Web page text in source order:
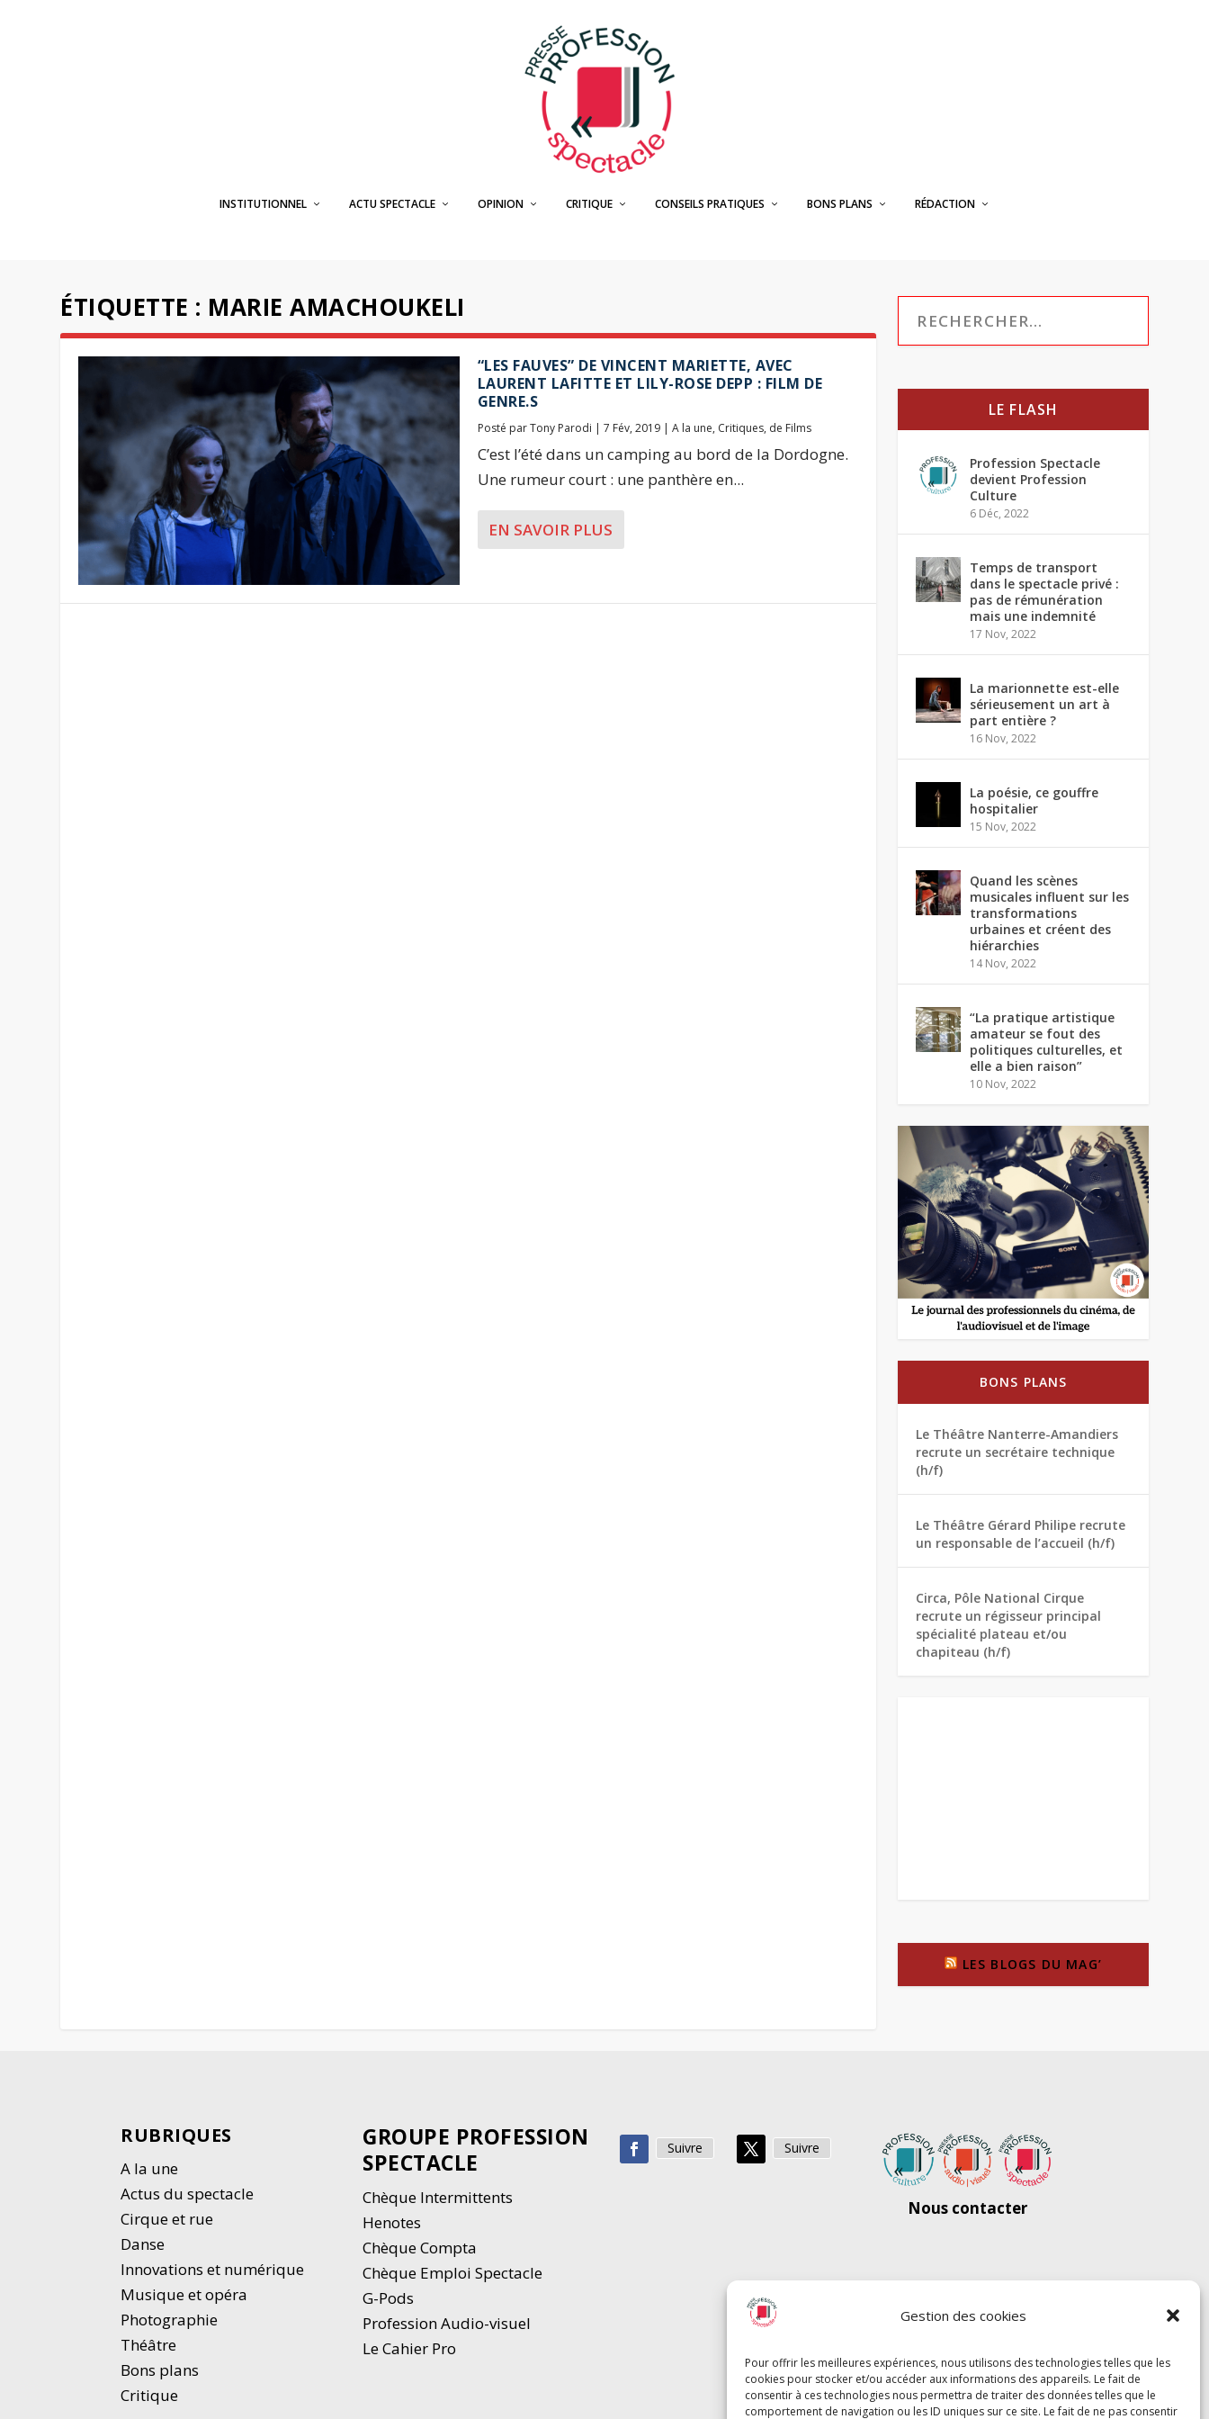
Gestion des cookies
Pour offrir les meilleures expériences, nous utilisons des technologies telles que les
cookies pour stocker et/ou accéder aux informations des appareils. Le fait de
consentir à ces technologies nous permettra de traiter des données telles que le
comportement de navigation ou les ID uniques sur ce site. Le fait de ne pas consentir
INSTITUTIONNEL ACTU SPECTACLE OPINION CRITIQUE CONSEILS PRATIQUES BONS PLANS RÉDACTION
ÉTIQUETTE : MARIE AMACHOUKELI
“LES FAUVES” DE VINCENT MARIETTE, AVEC
LAURENT LAFITTE ET LILY-ROSE DEPP : FILM DE
GENRE.S
Posté parTony Parodi | 7 Fév, 2019| A la une, Critiques, de Films
C’est l’été dans un camping au bord de la Dordogne.
Une rumeur court : une panthère en...
EN SAVOIR PLUS
LE FLASH
Profession Spectacle
devient Profession
Culture
6 Déc, 2022
Temps de transport
dans le spectacle privé :
pas de rémunération
mais une indemnité
17 Nov, 2022
La marionnette est-elle
sérieusement un art à
part entière ?
16 Nov, 2022
La poésie, ce gouffre
hospitalier
15 Nov, 2022
Quand les scènes
musicales influent sur les
transformations
urbaines et créent des
hiérarchies
14 Nov, 2022
“La pratique artistique
amateur se fout des
politiques culturelles, et
elle a bien raison”
10 Nov, 2022
BONS PLANS
Le Théâtre Nanterre-Amandiers
recrute un secrétaire technique
(h/f)
Le Théâtre Gérard Philipe recrute
un responsable de l’accueil (h/f)
Circa, Pôle National Cirque
recrute un régisseur principal
spécialité plateau et/ou
chapiteau (h/f)
LES BLOGS DU MAG’
RUBRIQUES
A la une
Actus du spectacle
Cirque et rue
Danse
Innovations et numérique
Musique et opéra
Photographie
Théâtre
Bons plans
Critique
GROUPE PROFESSION
SPECTACLE
Chèque Intermittents
Henotes
Chèque Compta
Chèque Emploi Spectacle
G-Pods
Profession Audio-visuel
Le Cahier Pro
Suivre Suivre
Nous contacter